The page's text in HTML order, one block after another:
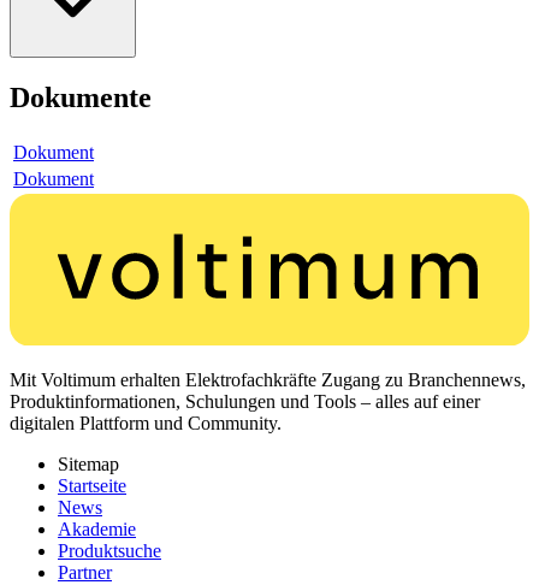
Dokumente
Dokument
Dokument
Mit Voltimum erhalten Elektrofachkräfte Zugang zu Branchennews,
Produktinformationen, Schulungen und Tools – alles auf einer
digitalen Plattform und Community.
Sitemap
Startseite
News
Akademie
Produktsuche
Partner